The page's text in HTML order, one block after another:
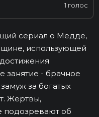
1 голос
сериал о Медде,
использующей
занятие - брачное
за богатых
Жертвы,
подозревают об